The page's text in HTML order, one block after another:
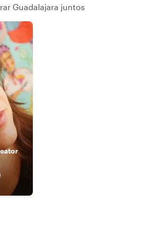
Guadalajara juntos